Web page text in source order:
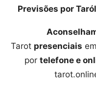
Previsões por
Tarot presenciais
por telefone e